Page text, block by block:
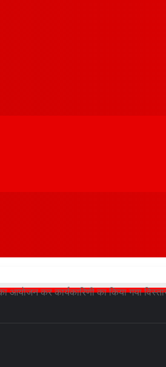
आयोजन कर कार्यकारिणी का किया गया